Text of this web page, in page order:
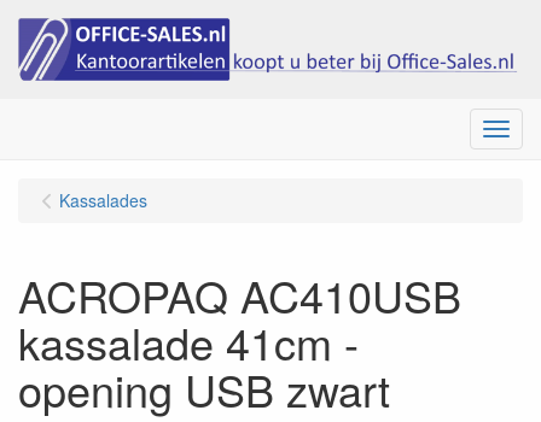
Menu
Kassalades
ACROPAQ AC410USB
kassalade 41cm -
opening USB zwart